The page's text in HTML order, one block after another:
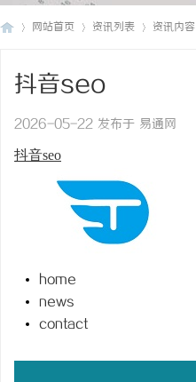
网站首页 资讯列表 资讯内容
抖音seo
2026-05-22 发布于 易通网
抖音seo
home
news
contact